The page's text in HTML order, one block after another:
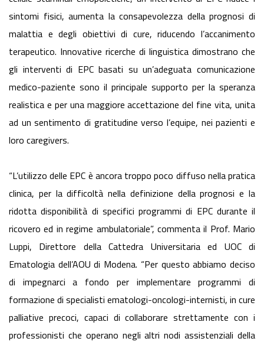
sintomi fisici, aumenta la consapevolezza della prognosi di
malattia e degli obiettivi di cure, riducendo l’accanimento
terapeutico. Innovative ricerche di linguistica dimostrano che
gli interventi di EPC basati su un’adeguata comunicazione
medico-paziente sono il principale supporto per la speranza
realistica e per una maggiore accettazione del fine vita, unita
ad un sentimento di gratitudine verso l’equipe, nei pazienti e
loro caregivers.
“L’utilizzo delle EPC è ancora troppo poco diffuso nella pratica
clinica, per la difficoltà nella definizione della prognosi e la
ridotta disponibilità di specifici programmi di EPC durante il
ricovero ed in regime ambulatoriale”, commenta il Prof. Mario
Luppi, Direttore della Cattedra Universitaria ed UOC di
Ematologia dell’AOU di Modena. “Per questo abbiamo deciso
di impegnarci a fondo per implementare programmi di
formazione di specialisti ematologi-oncologi-internisti, in cure
palliative precoci, capaci di collaborare strettamente con i
professionisti che operano negli altri nodi assistenziali della